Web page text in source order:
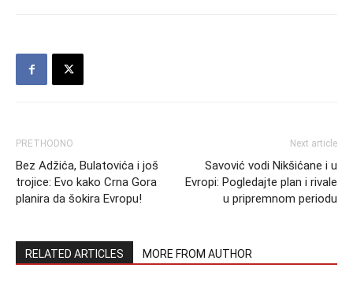
PRETHODNO
Bez Adžića, Bulatovića i još
trojice: Evo kako Crna Gora
planira da šokira Evropu!
Next article
Savović vodi Nikšićane i u
Evropi: Pogledajte plan i rivale
u pripremnom periodu
RELATED ARTICLES MORE FROM AUTHOR